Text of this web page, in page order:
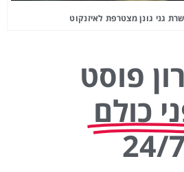
גני גונן מצטרפת לאיזנקוט
פוסט
כולם
24/